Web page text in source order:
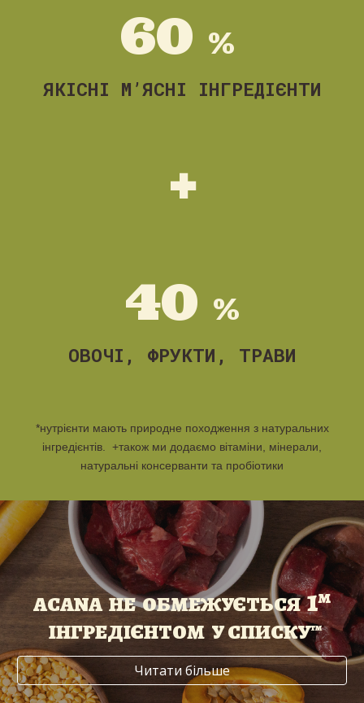
60 %
ЯКІСНІ М’ЯСНІ ІНГРЕДІЄНТИ
+
40 %
ОВОЧІ, ФРУКТИ, ТРАВИ
*нутрієнти мають природне походження з натуральних
інгредієнтів
+також ми додаємо вітаміни , мінерали,
натуральні консерванти та пробіотики
ACANA НЕ ОБМЕЖУЄТЬСЯ1м
ІНГРЕДІЄНТОМ У СПИСКУ™
Читати більше